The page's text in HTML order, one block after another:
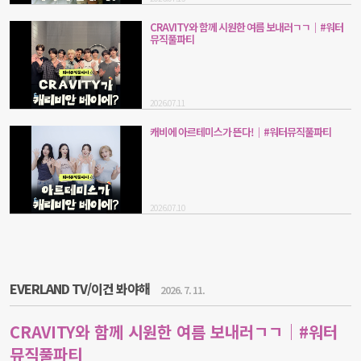
CRAVITY와 함께 시원한 여름 보내러ㄱㄱ｜#워터
뮤직풀파티
2026.07.11
캐비에 아르테미스가 뜬다!｜#워터뮤직풀파티
2026.07.10
EVERLAND TV/이건 봐야해 2026. 7. 11.
CRAVITY와 함께 시원한 여름 보내러ㄱㄱ｜#워터
뮤직풀파티